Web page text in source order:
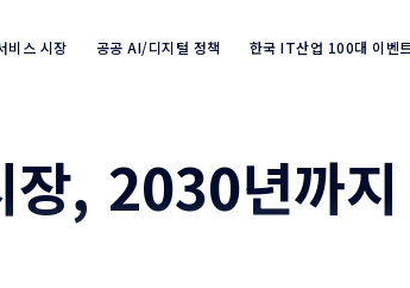
비스 시장 공공 AI/디지털 정책 한국 IT산업 100대 이벤트
Industry Market info 검색
장, 2030년까